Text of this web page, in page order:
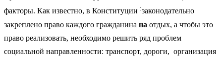
факторы. Как известно, в Конституции :законодательно
закреплено право каждого гражданина на отдых, а чтобы это
право реализовать, необходимо решить ряд проблем
социальной направленности: транспорт, дороги, организация